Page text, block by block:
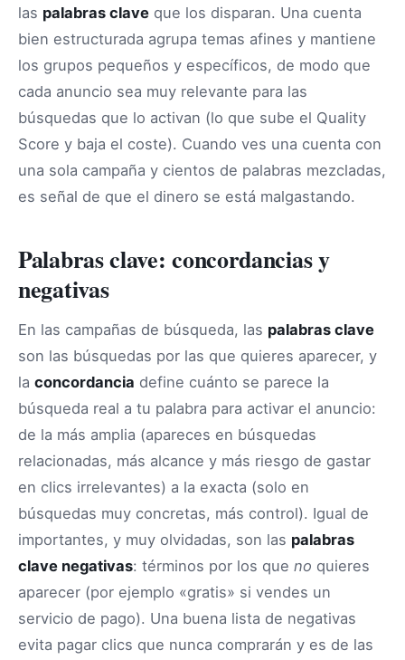
las palabras clave que los disparan. Una cuenta
bien estructurada agrupa temas afines y mantiene
los grupos pequeños y específicos, de modo que
cada anuncio sea muy relevante para las
búsquedas que lo activan (lo que sube el Quality
Score y baja el coste). Cuando ves una cuenta con
una sola campaña y cientos de palabras mezcladas,
es señal de que el dinero se está malgastando.
Palabras clave: concordancias y
negativas
En las campañas de búsqueda, las palabras clave
son las búsquedas por las que quieres aparecer, y
la concordancia define cuánto se parece la
búsqueda real a tu palabra para activar el anuncio:
de la más amplia (apareces en búsquedas
relacionadas, más alcance y más riesgo de gastar
en clics irrelevantes) a la exacta (solo en
búsquedas muy concretas, más control). Igual de
importantes, y muy olvidadas, son las palabras
clave negativas: términos por los que no quieres
aparecer (por ejemplo «gratis» si vendes un
servicio de pago). Una buena lista de negativas
evita pagar clics que nunca comprarán y es de las